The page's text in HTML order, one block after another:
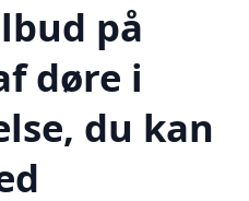
på
døre i
du kan